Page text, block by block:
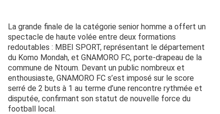
La grande finale de la catégorie senior homme a offert un
spectacle de haute volée entre deux formations
redoutables : MBEI SPORT, représentant le département
du Komo Mondah, et GNAMORO FC, porte-drapeau de la
commune de Ntoum. Devant un public nombreux et
enthousiaste, GNAMORO FC s’est imposé sur le score
serré de 2 buts à 1 au terme d’une rencontre rythmée et
disputée, confirmant son statut de nouvelle force du
football local.